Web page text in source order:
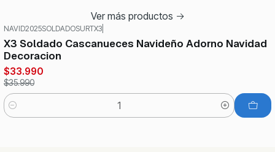
Ver más productos
NAVID2025SOLDADOSURTX3
X3 Soldado Cascanueces Navideño Adorno Navidad
Decoracion
$33.990
$35.990
Cantidad